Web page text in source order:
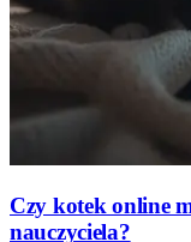
Czy kotek online
nauczyciela?